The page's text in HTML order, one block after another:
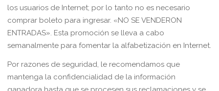
los usuarios de Internet; por lo tanto no es necesario
comprar boleto para ingresar. «NO SE VENDERON
ENTRADAS». Esta promoción se lleva a cabo
semanalmente para fomentar la alfabetización en Internet.
Por razones de seguridad, le recomendamos que
mantenga la confidencialidad de la información